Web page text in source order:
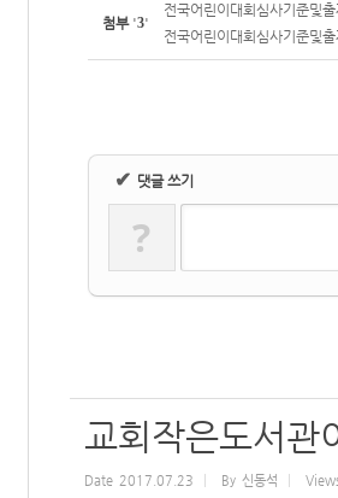
첨부 '3'
전국어린이대회심사기준및
전국어린이대회심사기준및
✔ 댓글 쓰기
?
교회작은도서관
Date 2017.07.23 By 신동석